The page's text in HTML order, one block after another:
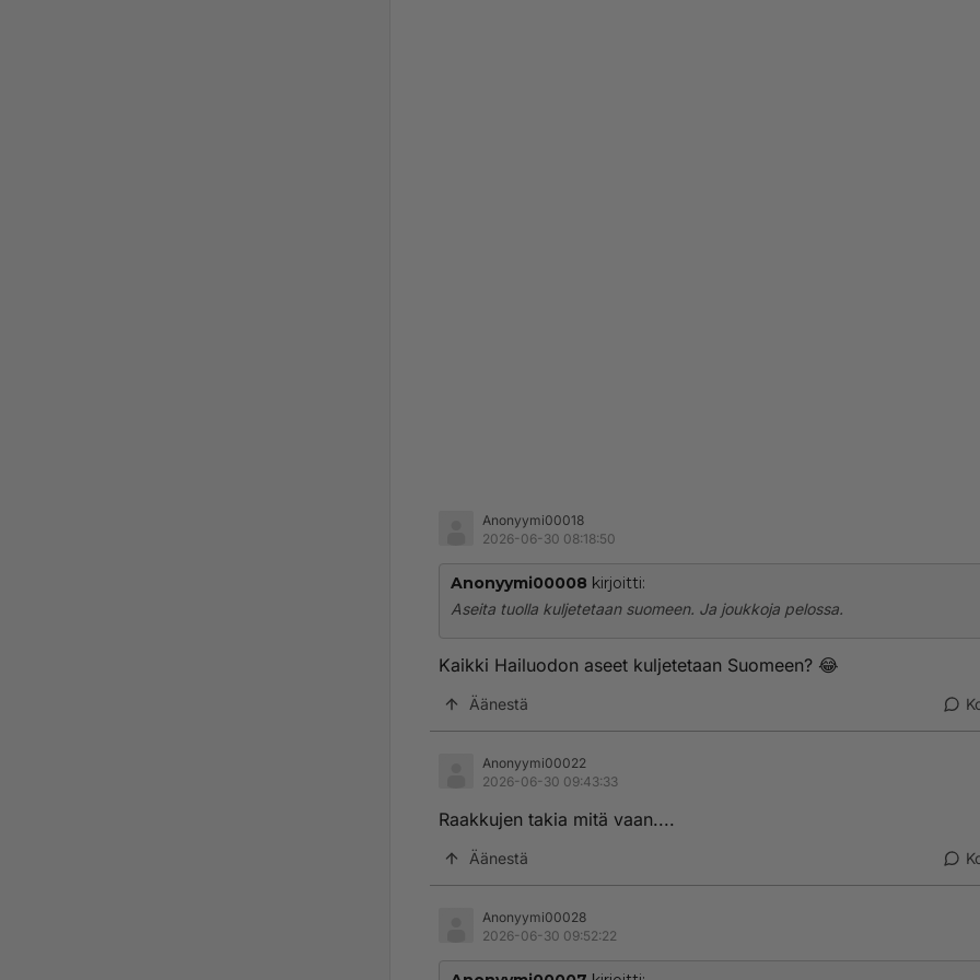
Anonyymi00018
2026-06-30 08:18:50
Anonyymi00008 kirjoitti:
Aseita tuolla kuljetetaan suomeen. Ja joukkoja pelossa.
Kaikki Hailuodon aseet kuljetetaan Suomeen? 😂
Äänestä
Anonyymi00022
2026-06-30 09:43:33
Raakkujen takia mitä vaan....
Äänestä
Anonyymi00028
2026-06-30 09:52:22